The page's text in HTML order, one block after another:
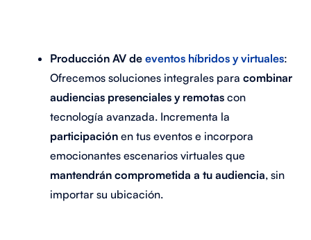
Producción AV de eventos híbridos y virtuales:
Ofrecemos soluciones integrales para combinar
audiencias presenciales y remotas con
tecnología avanzada. Incrementa la
participación en tus eventos e incorpora
emocionantes escenarios virtuales que
mantendrán comprometida a tu audiencia, sin
importar su ubicación.